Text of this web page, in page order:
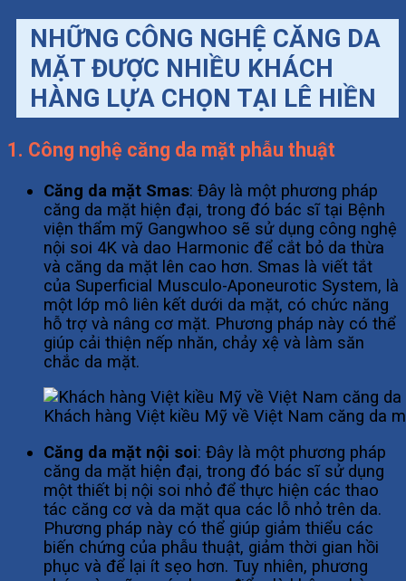
NHỮNG CÔNG NGHỆ CĂNG DA
MẶT ĐƯỢC NHIỀU KHÁCH
HÀNG LỰA CHỌN TẠI LÊ HIỀN
1. Công nghệ căng da mặt phẫu thuật
Căng da mặt Smas: Đây là một phương pháp
căng da mặt hiện đại, trong đó bác sĩ tại Bệnh
viện thẩm mỹ Gangwhoo sẽ sử dụng công nghệ
nội soi 4K và dao Harmonic để cắt bỏ da thừa
và căng da mặt lên cao hơn. Smas là viết tắt
của Superficial Musculo-Aponeurotic System, là
một lớp mô liên kết dưới da mặt, có chức năng
hỗ trợ và nâng cơ mặt. Phương pháp này có thể
giúp cải thiện nếp nhăn, chảy xệ và làm săn
chắc da mặt.
Khách hàng Việt kiều Mỹ về Việt Nam căng da
Căng da mặt nội soi: Đây là một phương pháp
căng da mặt hiện đại, trong đó bác sĩ sử dụng
một thiết bị nội soi nhỏ để thực hiện các thao
tác căng cơ và da mặt qua các lỗ nhỏ trên da.
Phương pháp này có thể giúp giảm thiểu các
biến chứng của phẫu thuật, giảm thời gian hồi
phục và để lại ít sẹo hơn. Tuy nhiên, phương